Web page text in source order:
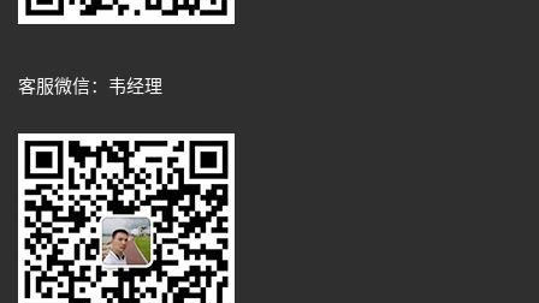
客服微信：韦经理